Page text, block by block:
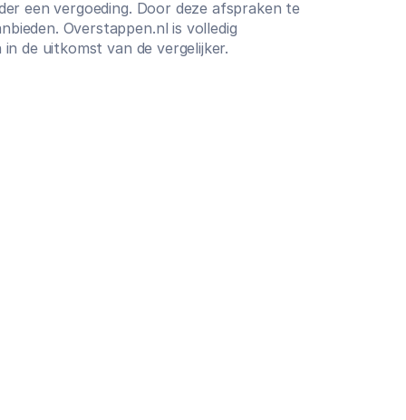
een vergoeding. Door deze afspraken te
Overstappen.nl is volledig
de uitkomst van de vergelijker.